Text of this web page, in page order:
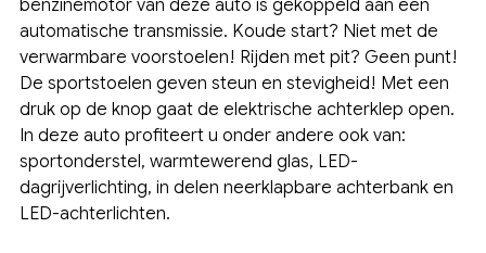
benzinemotor van deze auto is gekoppeld aan een
automatische transmissie. Koude start? Niet met de
verwarmbare voorstoelen! Rijden met pit? Geen punt!
De sportstoelen geven steun en stevigheid! Met een
druk op de knop gaat de elektrische achterklep open.
In deze auto profiteert u onder andere ook van:
sportonderstel, warmtewerend glas, LED-
dagrijverlichting, in delen neerklapbare achterbank en
LED-achterlichten.